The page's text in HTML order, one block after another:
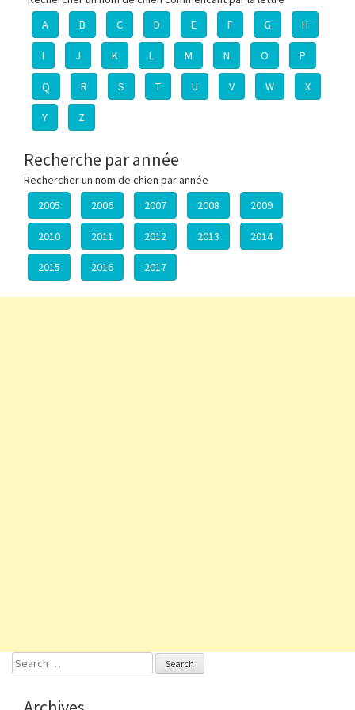
A
B C D E F G H
I J K L M N O P
Q R S T U V W X
Y Z
Recherche par année
Rechercher un nom de chien par année
2005
2006 2007 2008 2009
2010 2011 2012 2013 2014
2015 2016 2017
Search